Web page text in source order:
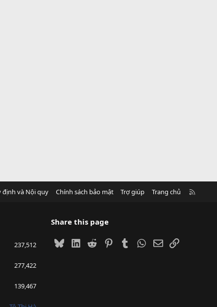
định và Nội quy Chính sách bảo mật Trợ giúp Trang chủ
237,512
277,422
139,467
Share this page
BlueskyLinkedIn
Reddit PinterestTumblrWhatsApp
EmailLink